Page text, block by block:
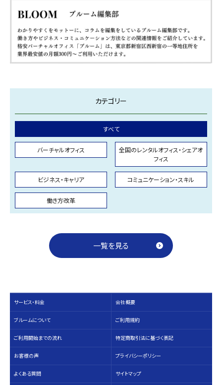
カテゴリー
すべて
バーチャルオフィス
全国のレンタルオフィス・シェアオ
フィス
ビジネス・キャリア コミュニケーション・スキル
働き方改革
一覧を見る
サービス・料⾦
ブルームについて
ご利用開始までの流れ
お客様の声
よくある質問
会社概要
ご利用規約
特定商取引法に基づく表記
プライバシーポリシー
サイトマップ